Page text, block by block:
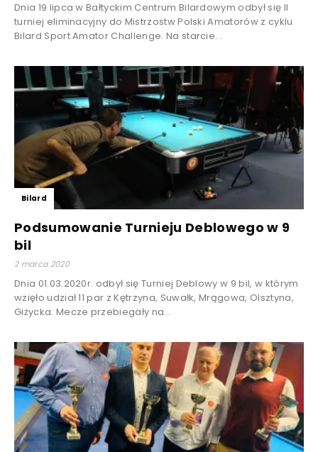
Dnia 19 lipca w Bałtyckim Centrum Bilardowym odbył się II
turniej eliminacyjny do Mistrzostw Polski Amatorów z cyklu
Bilard Sport Amator Challenge. Na starcie...
Bilard
Podsumowanie Turnieju Deblowego w 9
bil
2 marca 2020
Dnia 01.03.2020r. odbył się Turniej Deblowy w 9 bil, w którym
wzięło udział 11 par z Kętrzyna, Suwałk, Mrągowa, Olsztyna,
Giżycka. Mecze przebiegały na...